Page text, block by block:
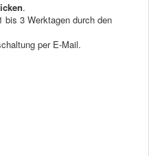
.
bis 3 Werktagen durch den
per E-Mail.